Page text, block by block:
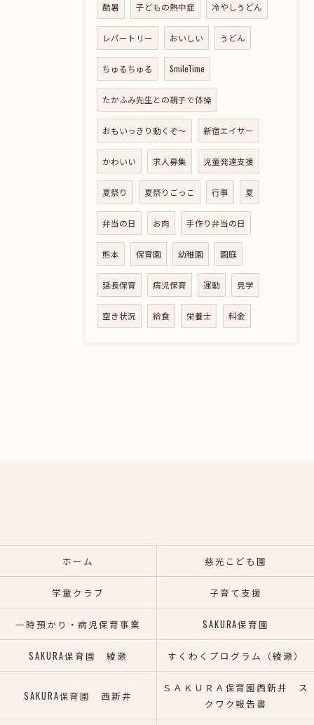
酷暑 子どもの熱中症 冷やしうどん
レパートリー おいしい うどん
ちゅるちゅる SmileTime
たかふみ先生との親子で体操
おもいっきり動くぞ～ 新宿エイサー
かわいい 求人募集 児童発達支援
夏祭り 夏祭りごっこ 行事 夏
弁当の日 お肉 手作り弁当の日
熊本 保育園 幼稚園 園庭
延長保育 病児保育 運動 見学
空き状況 給食 栄養士 料金
ホーム 慈光こども園
学童クラブ 子育て支援
一時預かり・病児保育事業 SAKURA保育園
SAKURA保育園 綾瀬 すくわくプログラム（綾瀬）
SAKURA保育園 西新井
ＳＡＫＵＲＡ保育園西新井 ス
クワク報告書